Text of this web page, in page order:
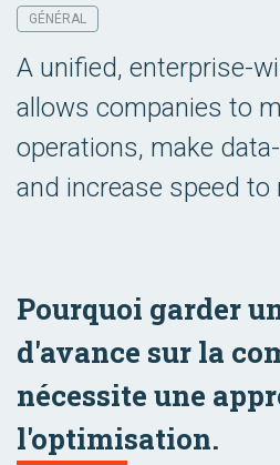
GÉNÉRAL
A unified, enterprise-
allows companies to
operations, make
and increase speed to
Pourquoi garder
d'avance sur la
nécessite une
l'optimisation.